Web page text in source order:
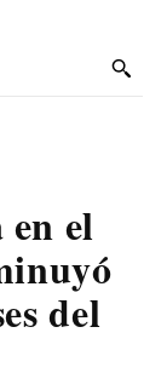
el
del